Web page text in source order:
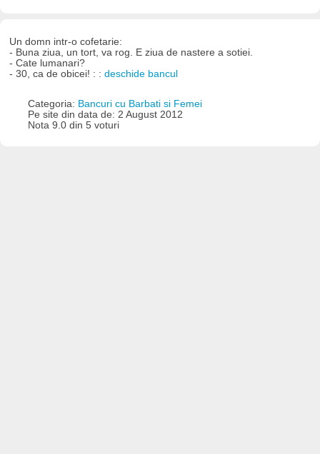
Un domn intr-o cofetarie:
- Buna ziua, un tort, va rog. E ziua de nastere a sotiei.
- Cate lumanari?
- 30, ca de obicei! : :deschide bancul
Categoria: Bancuri cu Barbati si Femei
Pe site din data de: 2 August 2012
Nota 9.0 din 5 voturi